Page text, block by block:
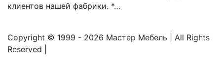
клиентов нашей фабрики. *…
Copyright © 1999 - 2026 Мастер Мебель | All Rights
Reserved |